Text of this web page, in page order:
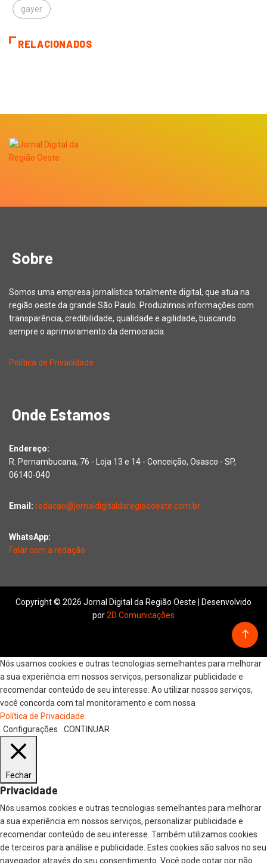
gayer
RELACIONADOS
Sobre
Somos uma empresa jornalística totalmente digital, que atua na
região oeste da grande São Paulo. Produzimos informações com
transparência, credibilidade, qualidade e agilidade, buscando
sempre o aprimoramento da democracia.
Política de Privacidade
Onde Estamos
Endereço:
R. Pernambucana, 76 - Loja 13 e 14 - Conceição, Osasco - SP,
06140-040
Email: redacao@jornaldigitaldaregiaooeste.com.br
WhatsApp:
Falar com a redação
Copyright © 2026 Jornal Digital da Região Oeste | Desenvolvido
por2D Comunicações
Nós usamos cookies e outras tecnologias semelhantes para melhorar
a sua experiência em nossos serviços, personalizar publicidade e
recomendar conteúdo de seu interesse. Ao utilizar nossos serviços,
você concorda com tal monitoramento e com nossa
Política de Privacidade
Configurações
CONTINUAR
Fechar
Privacidade
Nós usamos cookies e outras tecnologias semelhantes para melhorar
a sua experiência em nossos serviços, personalizar publicidade e
recomendar conteúdo de seu interesse. Também utilizamos cookies
de terceiros para análise e publicidade. Estes cookies são salvos no seu
navegador através do seu consentimento. Você pode optar por não